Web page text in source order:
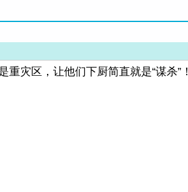
灾区，让他们下厨简直就是“谋杀”！